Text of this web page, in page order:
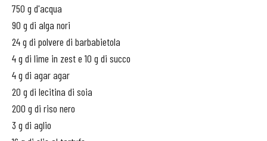
750 g d'acqua
90 g di alga nori
24 g di polvere di barbabietola
4 g di lime in zest e 10 g di succo
4 g di agar agar
20 g di lecitina di soia
200 g di riso nero
3 g di aglio